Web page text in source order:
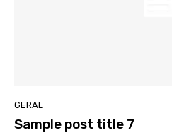
GERAL
Sample post title 7